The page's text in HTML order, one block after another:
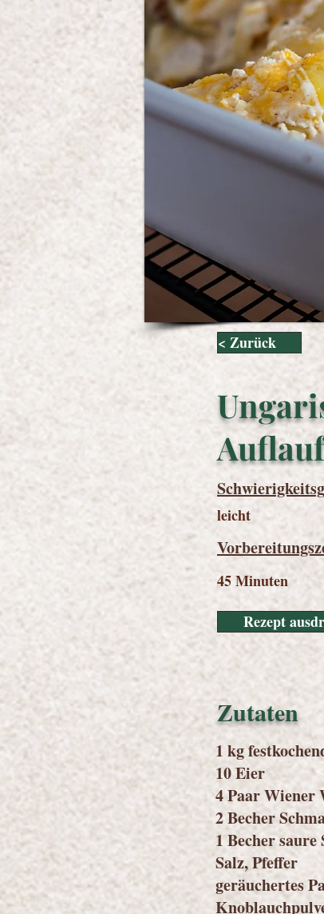
< Zurück
leicht
45 Minuten
Rezept
Zutaten
1 kg
10 Eier
4 Paar Wiener
2 Becher
1 Becher saure
Salz, Pfeffer
geräuchertes